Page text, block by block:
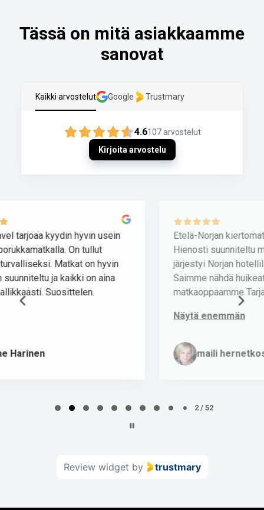
Tässä on mitä asiakkaamme
sanovat
Kaikki arvostelut Google Trustmary
4.6107 arvostelut
Kirjoita arvostelu
Etelä-Norjan kiertomatka 21.–28.5.2026!
Hienosti suunniteltu matka ja kaikki asiat
järjestyi Norjan hotellilakosta huolimatta!
Saimme nähdä huikeat Norjan vuoristot ja
matkaoppaamme Tarja kertoi as...
2 / 52
Review widget by trustmary